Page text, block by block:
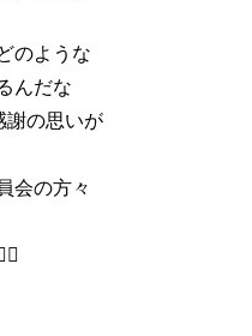
のような
んだな
謝の思いが
会の方々